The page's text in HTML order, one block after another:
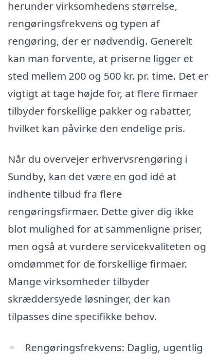
herunder virksomhedens størrelse,
rengøringsfrekvens og typen af
rengøring, der er nødvendig. Generelt
kan man forvente, at priserne ligger et
sted mellem 200 og 500 kr. pr. time. Det er
vigtigt at tage højde for, at flere firmaer
tilbyder forskellige pakker og rabatter,
hvilket kan påvirke den endelige pris.
Når du overvejer erhvervsrengøring i
Sundby, kan det være en god idé at
indhente tilbud fra flere
rengøringsfirmaer. Dette giver dig ikke
blot mulighed for at sammenligne priser,
men også at vurdere servicekvaliteten og
omdømmet for de forskellige firmaer.
Mange virksomheder tilbyder
skræddersyede løsninger, der kan
tilpasses dine specifikke behov.
Rengøringsfrekvens: Daglig, ugentlig